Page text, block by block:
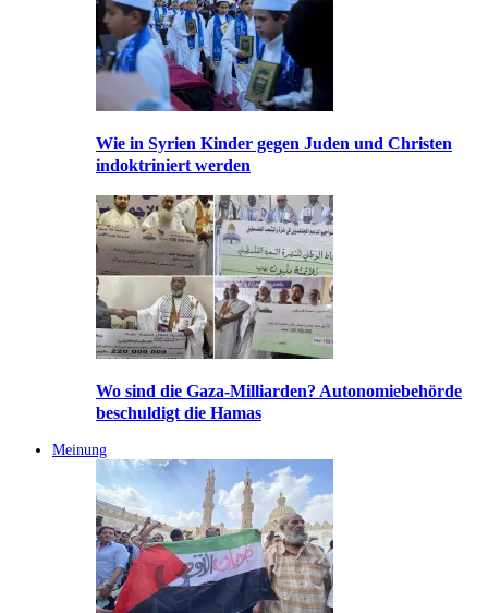
Wie in Syrien Kinder gegen Juden und Christen
indoktriniert werden
Wo sind die Gaza-Milliarden? Autonomiebehörde
beschuldigt die Hamas
Meinung